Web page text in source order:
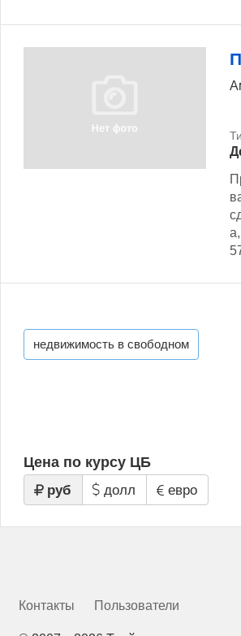
недвижимость в свободном
Цена по курсу ЦБ
руб долл евро
Контакты Пользователи